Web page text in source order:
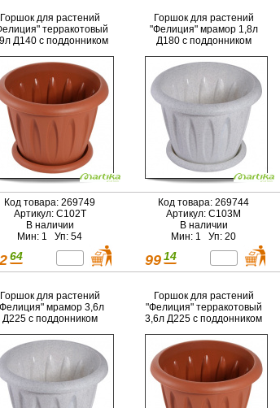
Горшок для растений
терракотовый
Д140 с поддонником
Код товара: 269749
Артикул: С102Т
В наличии
Мин: 1 Уп: 54
64
Горшок для растений
"Фелиция" мрамор 1,8л
Д180 с поддонником
Код товара: 269744
Артикул: С103М
В наличии
Мин: 1 Уп: 20
99 14
Горшок для растений
мрамор 3,6л
Д225 с поддонником
Горшок для растений
"Фелиция" терракотовый
3,6л Д225 с поддонником